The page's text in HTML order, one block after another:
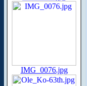
IMG_0076.jpg